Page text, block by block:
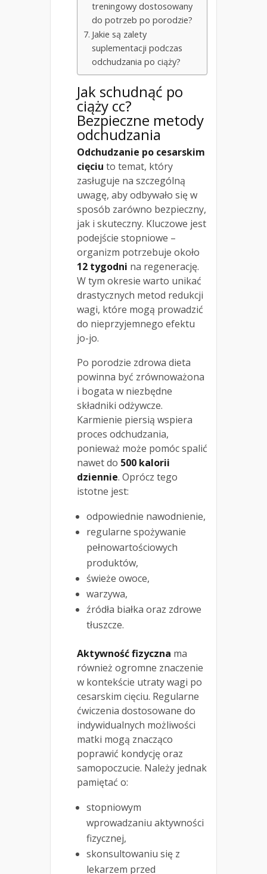
treningowy dostosowany
do potrzeb po porodzie?
Jakie są zalety
suplementacji podczas
odchudzania po ciąży?
Jak schudnąć po
ciąży cc?
Bezpieczne metody
odchudzania
Odchudzanie po cesarskim
cięciu to temat, który
zasługuje na szczególną
uwagę, aby odbywało się w
sposób zarówno bezpieczny,
jak i skuteczny. Kluczowe jest
podejście stopniowe –
organizm potrzebuje około
12 tygodni na regenerację.
W tym okresie warto unikać
drastycznych metod redukcji
wagi, które mogą prowadzić
do nieprzyjemnego efektu
jo-jo.
Po porodzie zdrowa dieta
powinna być zrównoważona
i bogata w niezbędne
składniki odżywcze.
Karmienie piersią wspiera
proces odchudzania,
ponieważ może pomóc spalić
nawet do 500 kalorii
dziennie. Oprócz tego
istotne jest:
odpowiednie nawodnienie,
regularne spożywanie
pełnowartościowych
produktów,
świeże owoce,
warzywa,
źródła białka oraz zdrowe
tłuszcze.
Aktywność fizyczna ma
również ogromne znaczenie
w kontekście utraty wagi po
cesarskim cięciu. Regularne
ćwiczenia dostosowane do
indywidualnych możliwości
matki mogą znacząco
poprawić kondycję oraz
samopoczucie. Należy jednak
pamiętać o:
stopniowym
wprowadzaniu aktywności
fizycznej,
skonsultowaniu się z
lekarzem przed